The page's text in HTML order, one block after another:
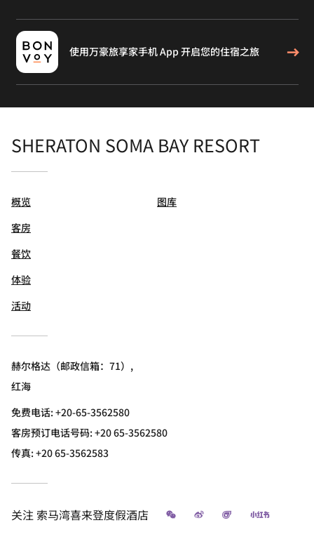
使用万豪旅享家手机 App 开启您的住宿之旅
SHERATON SOMA BAY RESORT
概览
客房
餐饮
体验
活动
图库
赫尔格达（邮政信箱：71）,
红海
免费电话:+20-65-3562580
客房预订电话号码: +20 65-3562580
传真:+20 65-3562583
关注 索马湾喜来登度假酒店 微信 微博 飞猪 小红书